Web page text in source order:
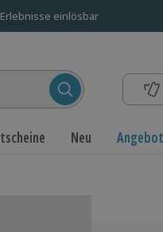
einlösbar
Neu